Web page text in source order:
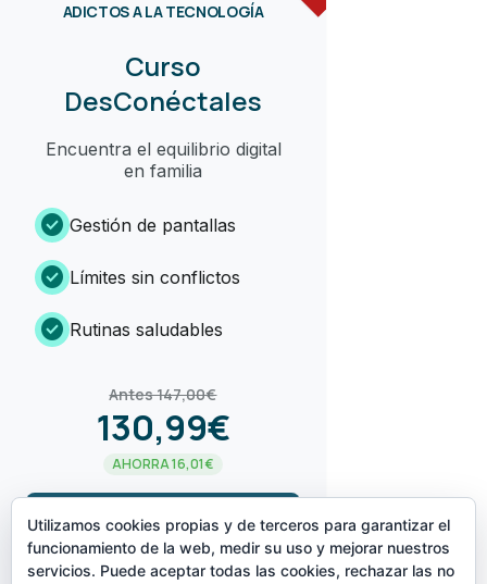
ADICTOS A LA TECNOLOGÍA
Curso
DesConéctales
Encuentra el equilibrio digital
en familia
check_circle Gestión de pantallas
check_circle Límites sin conflictos
check_circle Rutinas saludables
Antes 147,00€
130,99€
AHORRA 16,01€
¡LO QUIERO!arrow_forward
Utilizamos cookies propias y de terceros para garantizar el
funcionamiento de la web, medir su uso y mejorar nuestros
servicios. Puede aceptar todas las cookies, rechazar las no